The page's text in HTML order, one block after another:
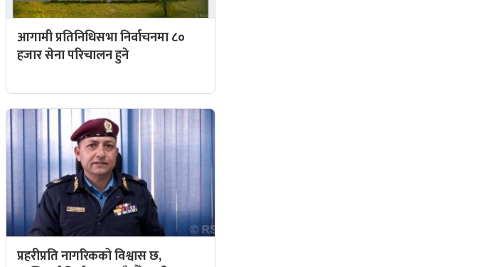
आगामी प्रतिनिधिसभा निर्वाचनमा ८०
हजार सेना परिचालन हुने
प्रहरीप्रति नागरिकको विश्वास छ,